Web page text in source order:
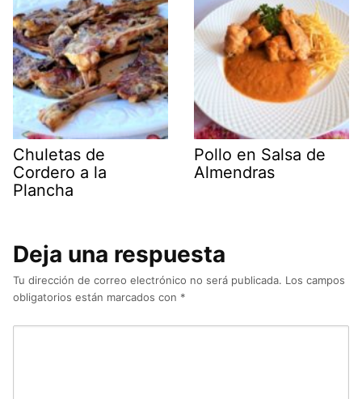
Chuletas de
Cordero a la
Plancha
Pollo en Salsa de
Almendras
Deja una respuesta
Tu dirección de correo electrónico no será publicada. Los campos
obligatorios están marcados con *